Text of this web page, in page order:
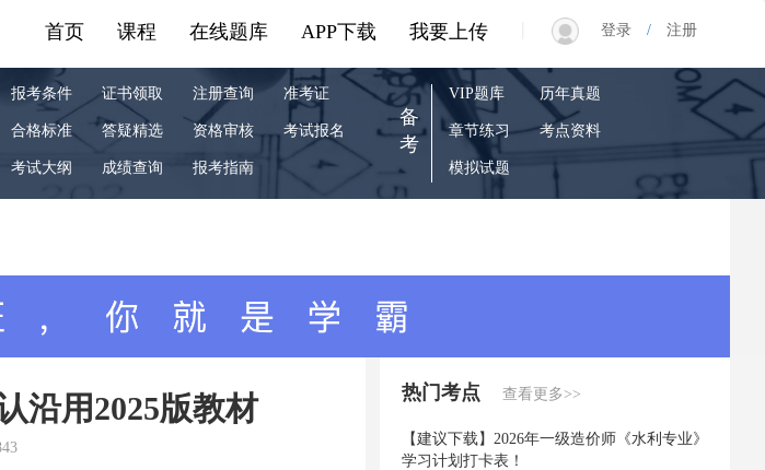
登录 / 注册
我要上传
APP下载
在线题库
课程
首页
报考条件
合格标准
考试大纲
证书领取
答疑精选
成绩查询
注册查询
资格审核
报考指南
准考证
考试报名
备
考
VIP题库
章节练习
模拟试题
历年真题
考点资料
沿用2025版教材 热门考点 查看更多>>
【建议下载】2026年一级造价师《水利专业》
学习计划打卡表！